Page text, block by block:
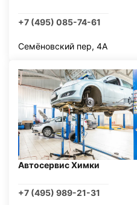
+7 (495) 085-74-61
Семёновский пер, 4А
Автосервис Химки
+7 (495) 989-21-31